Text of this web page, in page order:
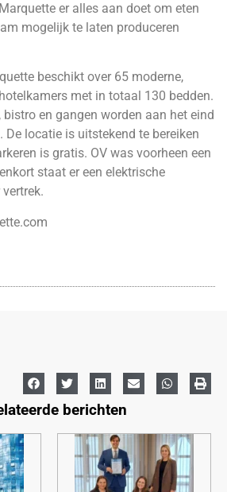
er alles aan doet om eten
mogelijk te laten produceren
beschikt over 65 moderne,
met in totaal 130 bedden.
bistro en gangen worden aan het eind
De locatie is uitstekend te bereiken
is gratis. OV was voorheen een
staat er een elektrische
berichten